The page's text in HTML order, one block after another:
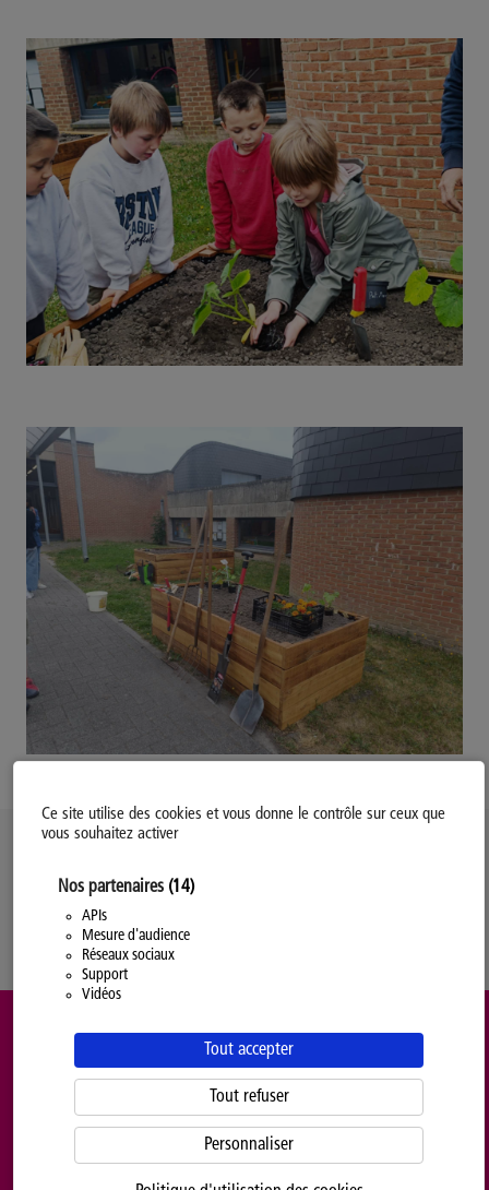
Ce site utilise des cookies et vous donne le contrôle sur ceux que
vous souhaitez activer
Nos partenaires (14)
APIs
Mesure d'audience
Réseaux sociaux
Support
Vidéos
Tout accepter
Tout refuser
Personnaliser
Modifiez votre consentement
Politique Générale de Confidentialité